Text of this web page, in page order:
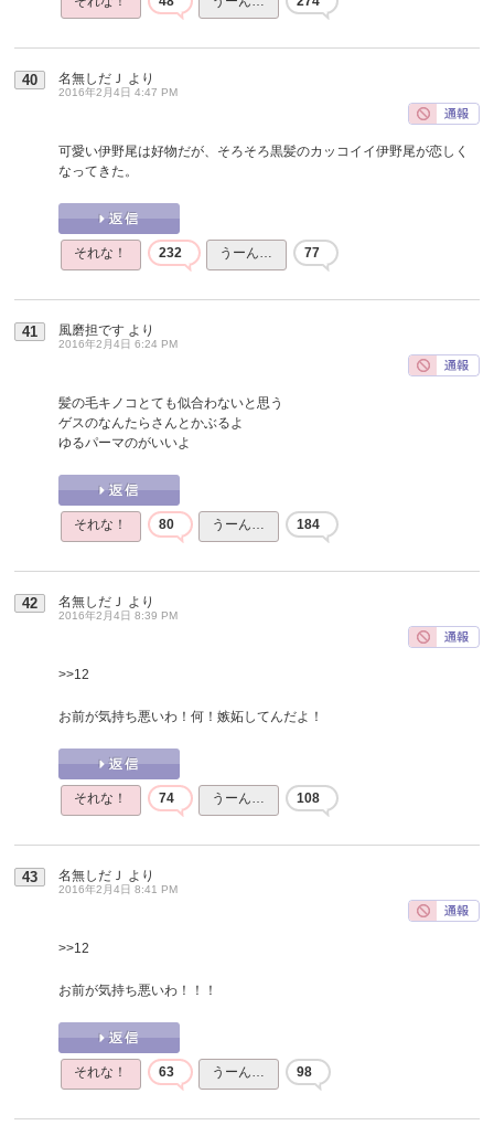
40 名無しだＪ より
2016年2月4日 4:47 PM
可愛い伊野尾は好物だが、そろそろ黒髪のカッコイイ伊野尾が恋しく
なってきた。
それな！ 232 うーん… 77
41 風磨担です より
2016年2月4日 6:24 PM
髪の毛キノコとても似合わないと思う
ゲスのなんたらさんとかぶるよ
ゆるパーマのがいいよ
それな！ 80 うーん… 184
42 名無しだＪ より
2016年2月4日 8:39 PM
>>12
お前が気持ち悪いわ！何！嫉妬してんだよ！
それな！ 74 うーん… 108
43 名無しだＪ より
2016年2月4日 8:41 PM
>>12
お前が気持ち悪いわ！！！
それな！ 63 うーん… 98